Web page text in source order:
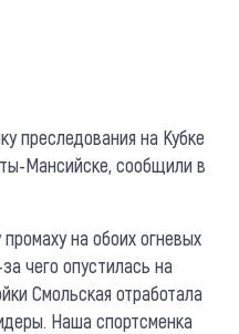
преследования на Кубке
Мансийске, сообщили в
на обоих огневых
чего опустилась на
Смольская отработала
Наша спортсменка